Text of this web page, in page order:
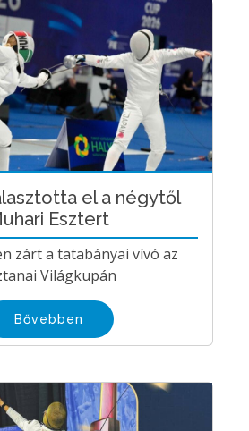
el a négytől
Esztert
zárt a tatabányai vívó az
Világkupán
Bővebben